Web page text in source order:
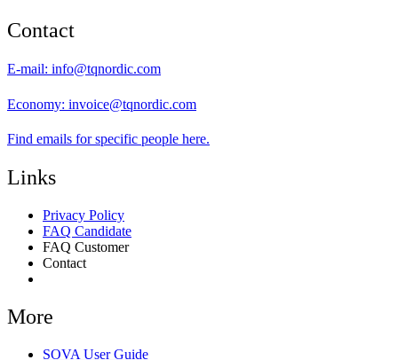
Contact
E-mail: info@tqnordic.com
Economy: invoice@tqnordic.com
Find emails for specific people here.
Links
Privacy Policy
FAQ Candidate
FAQ Customer
Contact
More
SOVA User Guide